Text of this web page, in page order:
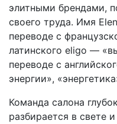
элитными брендами,
своего труда. Имя
переводе с
латинского eligo —
переводе с
энергии»,
Команда салона
разбирается в свете